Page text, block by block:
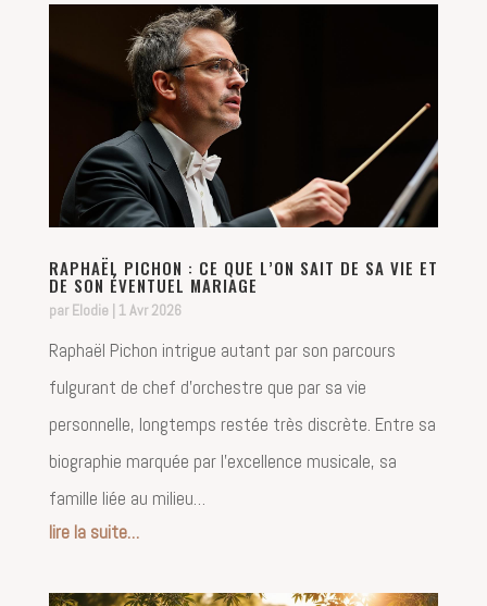
RAPHAËL PICHON : CE QUE L’ON SAIT DE SA VIE ET
DE SON ÉVENTUEL MARIAGE
par Elodie| 1 Avr 2026
Raphaël Pichon intrigue autant par son parcours
fulgurant de chef d’orchestre que par sa vie
personnelle, longtemps restée très discrète. Entre sa
biographie marquée par l’excellence musicale, sa
famille liée au milieu…
lire la suite…